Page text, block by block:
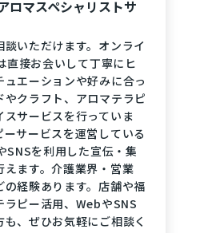
ロマスペシャリストサ
いただけます。オンライ
直接お会いして丁寧にヒ
ュエーションや好みに合っ
やクラフト、アロマテラピ
サービスを行っていま
サービスを運営している
SNSを利用した宣伝・集
えます。介護業界・営業
経験あります。店舗や福
ラピー活用、WebやSNS
、ぜひお気軽にご相談く